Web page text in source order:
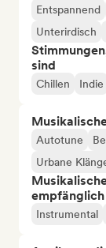
Entspannend
Unterirdisch
sind
Chillen Indie
Autotune
Urbane
empfänglich
Instrumental